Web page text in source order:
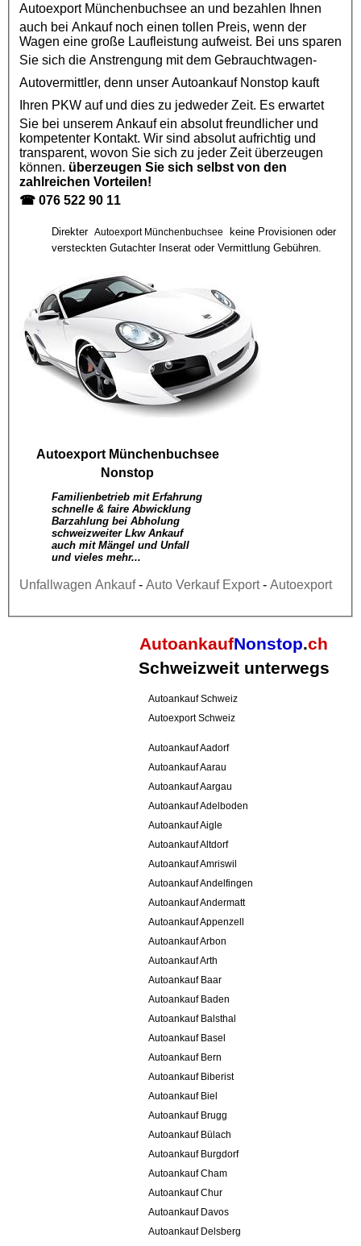
Autoexport Münchenbuchsee an und bezahlen Ihnen
auch bei Ankauf noch einen tollen Preis, wenn der
Wagen eine große Laufleistung aufweist. Bei uns sparen
Sie sich die Anstrengung mit dem Gebrauchtwagen-
Autovermittler, denn unser AutoankaufNonstop kauft
Ihren PKW auf und dies zu jedweder Zeit. Es erwartet
Sie bei unserem Ankauf ein absolut freundlicher und
kompetenter Kontakt. Wir sind absolut aufrichtig und
transparent, wovon Sie sich zu jeder Zeit überzeugen
können. überzeugen Sie sich selbst von den
zahlreichen Vorteilen!
☎ 076 522 90 11
Direkter Autoexport Münchenbuchsee
keine Provisionen oder
versteckten Gutachter Inserat oder Vermittlung Gebühren.
Autoexport Münchenbuchsee
Nonstop
Familienbetrieb mit Erfahrung
schnelle & faire Abwicklung
Barzahlung bei Abholung
schweizweiter Lkw Ankauf
auch mit Mängel und Unfall
und vieles mehr...
Unfallwagen Ankauf- Auto Verkauf Export- Autoexport
AutoankaufNonstop.ch
Schweizweit unterwegs
Autoankauf Schweiz
Autoexport Schweiz
Autoankauf Aadorf
Autoankauf Aarau
Autoankauf Aargau
Autoankauf Adelboden
Autoankauf Aigle
Autoankauf Altdorf
Autoankauf Amriswil
Autoankauf Andelfingen
Autoankauf Andermatt
Autoankauf Appenzell
Autoankauf Arbon
Autoankauf Arth
Autoankauf Baar
Autoankauf Baden
Autoankauf Balsthal
Autoankauf Basel
Autoankauf Bern
Autoankauf Biberist
Autoankauf Biel
Autoankauf Brugg
Autoankauf Bülach
Autoankauf Burgdorf
Autoankauf Cham
Autoankauf Chur
Autoankauf Davos
Autoankauf Delsberg